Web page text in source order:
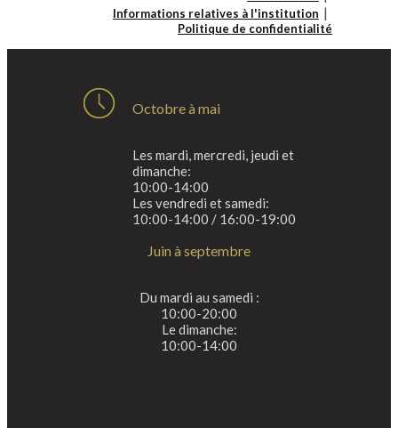
Informations relatives à l'institution
Politique de confidentialité
Octobre à mai
Les mardi, mercredi, jeudi et
dimanche:
10:00-14:00
Les vendredi et samedi:
10:00-14:00 / 16:00-19:00
Juin à septembre
Du mardi au samedi :
10:00-20:00
Le dimanche:
10:00-14:00